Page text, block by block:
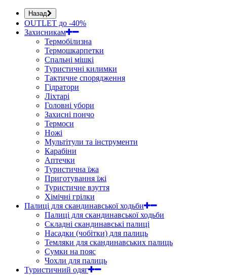
Назад
OUTLET до -40%
Захисникам
Термобілизна
Термошкарпетки
Спальні мішкі
Туристичні килимки
Тактичне спорядження
Гідратори
Ліхтарі
Головні убори
Захисні пончо
Термоси
Ножі
Мультітули та інструменти
Карабіни
Аптечки
Туристична їжа
Приготування їжі
Туристичне взуття
Хімічні грілки
Палиці для скандинавської ходьби
Палиці для скандинавської ходьби
Складні скандинавські палиці
Насадки (чобітки) для палиць
Темляки для скандинавських палиць
Сумки на пояс
Чохли для палиць
Туристичний одяг